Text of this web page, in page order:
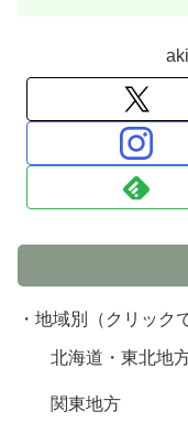
・地域別（クリック
北海道・東北地
関東地方